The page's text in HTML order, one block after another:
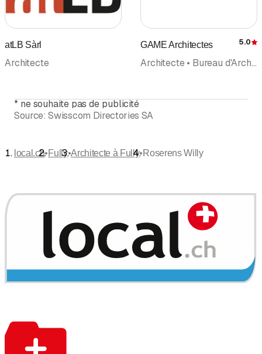
atLB Sàrl
Architecte
GAME Architectes 5.0
Architecte • Bureau d'Architecture • Urbanisme • Expertises • Design • Immobilier • Rénovation • Consulting • Chantier
*ne souhaite pas de publicité
Source: Swisscom Directories SA
local.ch•Fully•Architecte à Fully•Roserens Willy